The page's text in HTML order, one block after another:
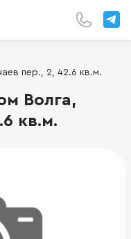
пер., 2, 42.6 кв.м.
Волга,
кв.м.